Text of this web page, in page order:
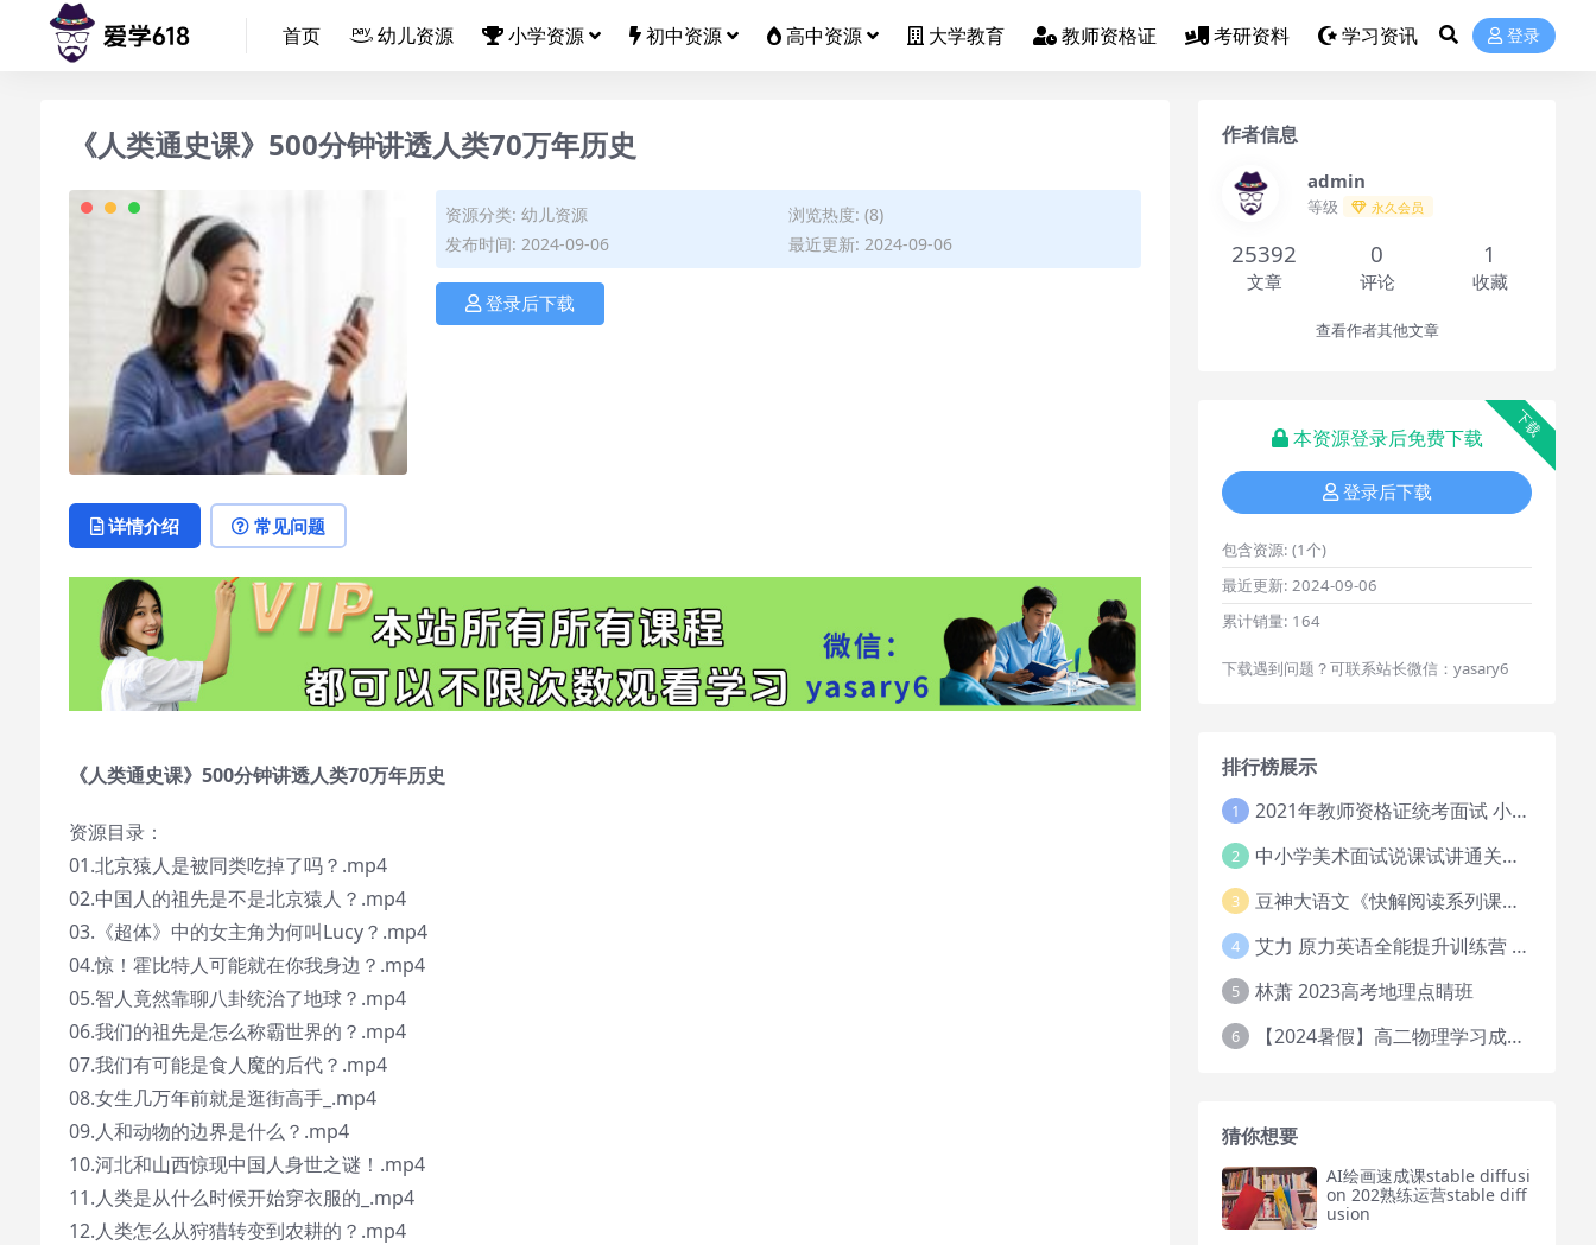
首页 幼儿资源 小学资源 初中资源 高中资源 大学教育 教师资格证 考研资料 学习资讯 登录
《人类通史课》500分钟讲透人类70万年历史
资源分类: 幼儿资源
浏览热度: (8)
发布时间: 2024-09-06
最近更新: 2024-09-06
登录后下载
详情介绍 常见问题
《人类通史课》500分钟讲透人类70万年历史
资源目录：
01.北京猿人是被同类吃掉了吗？.mp4
02.中国人的祖先是不是北京猿人？.mp4
03.《超体》中的女主角为何叫Lucy？.mp4
04.惊！霍比特人可能就在你我身边？.mp4
05.智人竟然靠聊八卦统治了地球？.mp4
06.我们的祖先是怎么称霸世界的？.mp4
07.我们有可能是食人魔的后代？.mp4
08.女生几万年前就是逛街高手_.mp4
09.人和动物的边界是什么？.mp4
10.河北和山西惊现中国人身世之谜！.mp4
11.人类是从什么时候开始穿衣服的_.mp4
12.人类怎么从狩猎转变到农耕的？.mp4
作者信息
admin
等级 永久会员
25392
文章
0
评论
1
收藏
查看作者其他文章
下载
本资源登录后免费下载
登录后下载
包含资源: (1个)
最近更新: 2024-09-06
累计销量: 164
下载遇到问题？可联系站长微信：yasary6
排行榜展示
1 2021年教师资格证统考面试 小学教资资料试讲+答辩
2 中小学美术面试说课试讲通关班14讲（辅助资料第一套）
3 豆神大语文《快解阅读系列课教程完整》
4 艾力 原力英语全能提升训练营 151G网课大合集
5 林萧 2023高考地理点睛班
6 【2024暑假】高二物理学习成长与规划系统1期
猜你想要
AI绘画速成课stable diffusi
on 202熟练运营stable diff
usion